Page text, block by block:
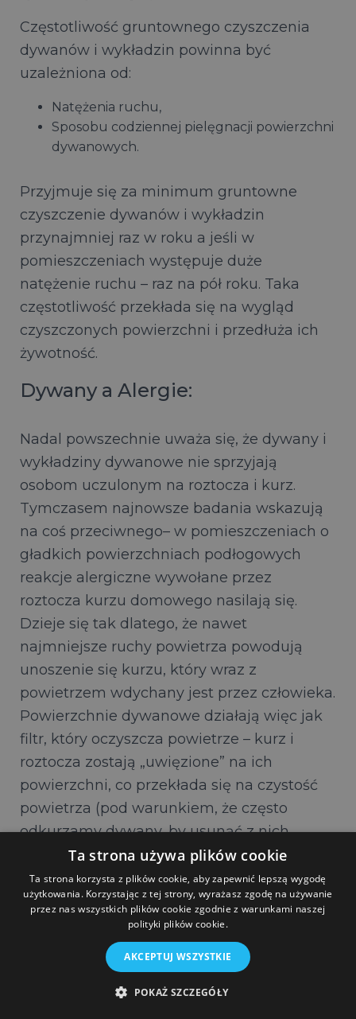
Częstotliwość gruntownego czyszczenia
dywanów i wykładzin powinna być
uzależniona od:
Natężenia ruchu,
Sposobu codziennej pielęgnacji powierzchni
dywanowych.
Przyjmuje się za minimum gruntowne
czyszczenie dywanów i wykładzin
przynajmniej raz w roku a jeśli w
pomieszczeniach występuje duże
natężenie ruchu – raz na pół roku. Taka
częstotliwość przekłada się na wygląd
czyszczonych powierzchni i przedłuża ich
żywotność.
Dywany a Alergie:
Nadal powszechnie uważa się, że dywany i
wykładziny dywanowe nie sprzyjają
osobom uczulonym na roztocza i kurz.
Tymczasem najnowsze badania wskazują
na coś przeciwnego– w pomieszczeniach o
gładkich powierzchniach podłogowych
reakcje alergiczne wywołane przez
roztocza kurzu domowego nasilają się.
Dzieje się tak dlatego, że nawet
najmniejsze ruchy powietrza powodują
unoszenie się kurzu, który wraz z
powietrzem wdychany jest przez człowieka.
Powierzchnie dywanowe działają więc jak
filtr, który oczyszcza powietrze – kurz i
roztocza zostają „uwięzione” na ich
powierzchni, co przekłada się na czystość
powietrza (pod warunkiem, że często
odkurzamy dywany, by usunąć z nich
większość zanieczyszczeń i systematycznie
je pierzemy – przynajmniej raz na rok).
Bezpieczeństwo użytkowania niektórych
dywanów i wykładzin potwierdzają już:
Niemiecki Związek Alergii i Astmy(DAAB)
oraz certyfikaty TUV Nord, wydawane przez
niemieckie Stowarzyszenie Nadzoru
Ta strona używa plików cookie
Ta strona korzysta z plików cookie, aby zapewnić lepszą wygodę
użytkowania. Korzystając z tej strony, wyrażasz zgodę na używanie
przez nas wszystkich plików cookie zgodnie z warunkami naszej
polityki plików cookie.
AKCEPTUJ WSZYSTKIE
POKAŻ SZCZEGÓŁY